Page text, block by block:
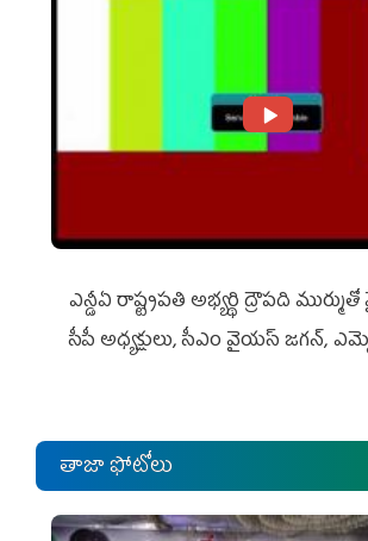
ఎన్డీఏ రాష్ట్ర‌ప‌తి అభ్య‌ర్థి ద్రౌప‌ది
సీపీ అధ్య‌క్షులు, సీఎం వైయ‌స్ జ‌గ‌న్,
తాజా ఫోటోలు